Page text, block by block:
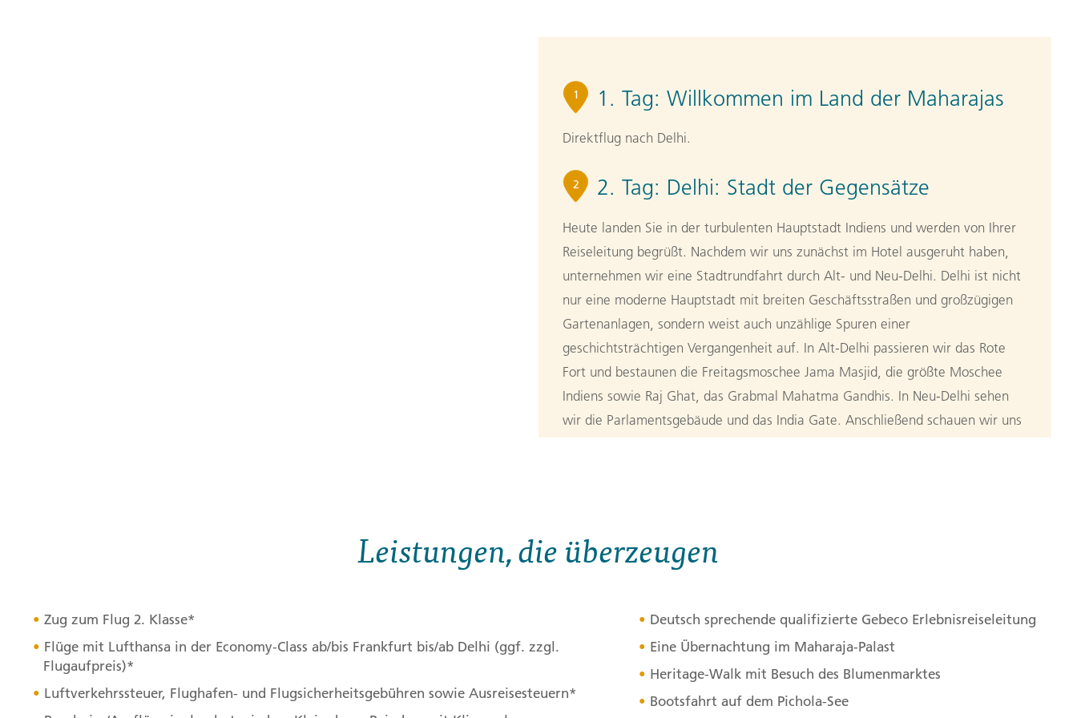
1 1. Tag: Willkommen im Land der Maharajas
Direktflug nach Delhi.
2 2. Tag: Delhi: Stadt der Gegensätze
Heute landen Sie in der turbulenten Hauptstadt Indiens und werden von Ihrer
Reiseleitung begrüßt. Nachdem wir uns zunächst im Hotel ausgeruht haben,
unternehmen wir eine Stadtrundfahrt durch Alt- und Neu-Delhi. Delhi ist nicht
nur eine moderne Hauptstadt mit breiten Geschäftsstraßen und großzügigen
Gartenanlagen, sondern weist auch unzählige Spuren einer
geschichtsträchtigen Vergangenheit auf. In Alt-Delhi passieren wir das Rote
Fort und bestaunen die Freitagsmoschee Jama Masjid, die größte Moschee
Indiens sowie Raj Ghat, das Grabmal Mahatma Gandhis. In Neu-Delhi sehen
wir die Parlamentsgebäude und das India Gate. Anschließend schauen wir uns
Heute starten wir den Tag mit einer frühen Zugfahrt von Delhi nach Ajmer. Wir
in die heilige Stadt Pushkar zu bringen, idyllisch an einem See inmitten der
Wüste Thar gelegen. Dieser Pilgerort nimmt in der Hierarchie der Hindus einen
sehr hohen Rang ein. Besonders zum Pushkarfest sind hier tausende von
Pilgern anzutreffen. Am Nachmittag besuchen wir den Brahma-Tempel, der als
Leistungen, die überzeugen
Zug zum Flug 2. Klasse*
Flüge mit Lufthansa in der Economy-Class ab/bis Frankfurt bis/ab Delhi (ggf. zzgl.
Flugaufpreis)*
Luftverkehrssteuer, Flughafen- und Flugsicherheitsgebühren sowie Ausreisesteuern*
Deutsch sprechende qualifizierte Gebeco Erlebnisreiseleitung
Eine Übernachtung im Maharaja-Palast
Heritage-Walk mit Besuch des Blumenmarktes
Bootsfahrt auf dem Pichola-See